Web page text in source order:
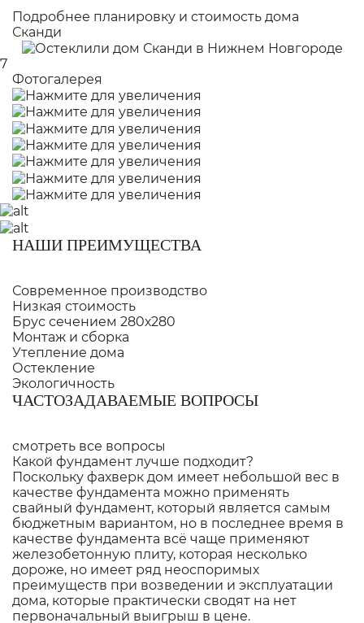
Подробнее планировку и стоимость дома
Сканди
7
Фотогалерея
НАШИ ПРЕИМУЩЕСТВА
Современное производство
Низкая стоимость
Брус сечением 280х280
Монтаж и сборка
Утепление дома
Остекление
Экологичность
ЧАСТОЗАДАВАЕМЫЕ ВОПРОСЫ
смотреть все вопросы
Какой фундамент лучше подходит?
Поскольку фахверк дом имеет небольшой вес в
качестве фундамента можно применять
свайный фундамент, который является самым
бюджетным вариантом, но в последнее время в
качестве фундамента всё чаще применяют
железобетонную плиту, которая несколько
дороже, но имеет ряд неоспоримых
преимуществ при возведении и эксплуатации
дома, которые практически сводят на нет
первоначальный выигрыш в цене.